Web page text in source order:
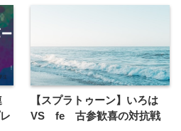
【スプラトゥーン】いろは
VS fe 古参歓喜の対抗戦